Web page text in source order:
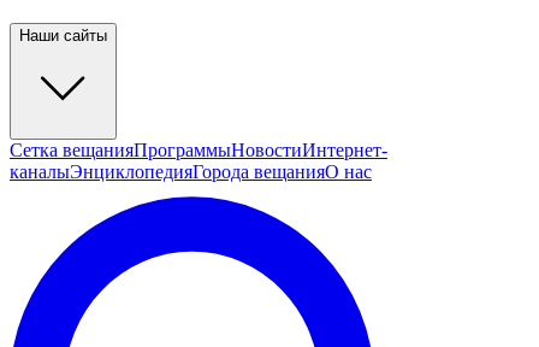
Наши сайты
Сетка вещанияПрограммыНовостиИнтернет-
каналыЭнциклопедияГорода вещанияО нас